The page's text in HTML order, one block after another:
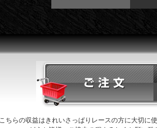
こちらの収益はきれいさっぱりレースの方に大切に